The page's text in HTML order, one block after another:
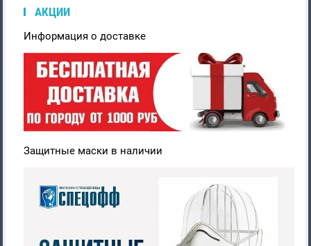
АКЦИИ
Информация о доставке
Защитные маски в наличии